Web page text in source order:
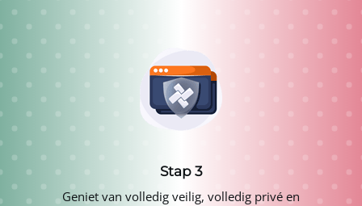
Stap 3
Geniet van volledig veilig, volledig privé en